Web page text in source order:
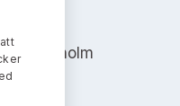
Stockholm